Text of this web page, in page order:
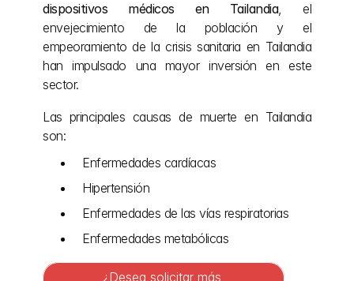
dispositivos médicos en Tailandia, el
envejecimiento de la población y el
empeoramiento de la crisis sanitaria en Tailandia
han impulsado una mayor inversión en este
sector.
Las principales causas de muerte en Tailandia
son:
Enfermedades cardíacas
Hipertensión
Enfermedades de las vías respiratorias
Enfermedades metabólicas
¿Desea solicitar más